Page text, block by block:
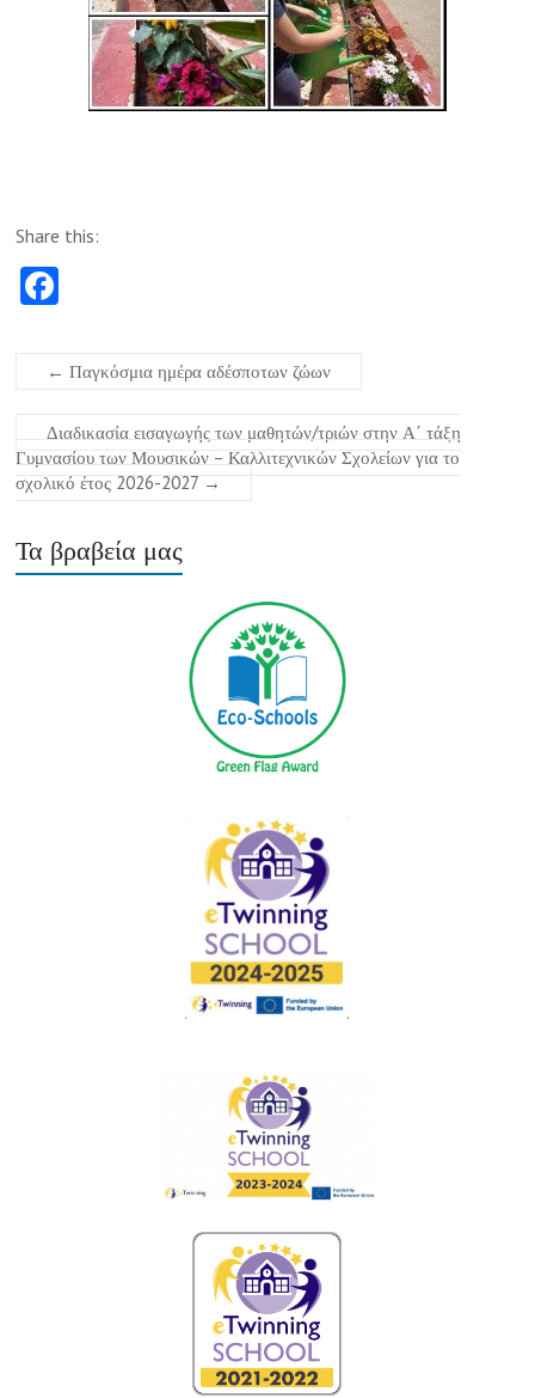
Share this:
b
o
k
← Παγκόσμια ημέρα αδέσποτων ζώων
Διαδικασία εισαγωγής των μαθητών/τριών στην Α΄ τάξη
Γυμνασίου των Μουσικών – Καλλιτεχνικών Σχολείων για το
σχολικό έτος 2026-2027 →
Τα βραβεία μας